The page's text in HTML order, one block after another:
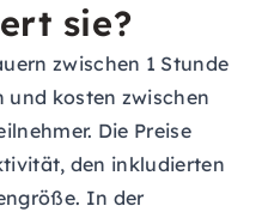
sie?
zwischen 1 Stunde
und kosten zwischen
Die Preise
den inkludierten
In der